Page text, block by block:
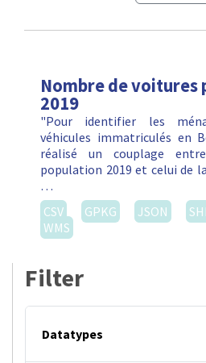
Nombre de voitures
2019
"Pour identifier les
véhicules immatriculés en
réalisé un couplage
population 2019 et celui de
…
CSV
GPKG JSON
WMS
Filter
Datatypes